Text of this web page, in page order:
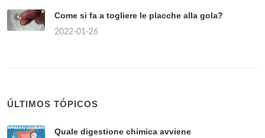
Come si fa a togliere le placche alla gola?
2022-01-26
ÚLTIMOS TÓPICOS
Quale digestione chimica avviene